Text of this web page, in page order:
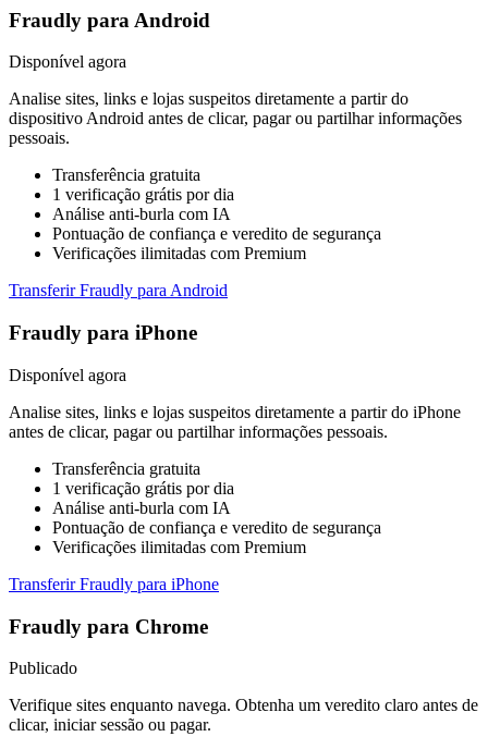
Fraudly para Android
Disponível agora
Analise sites, links e lojas suspeitos diretamente a partir do
dispositivo Android antes de clicar, pagar ou partilhar informações
pessoais.
Transferência gratuita
1 verificação grátis por dia
Análise anti-burla com IA
Pontuação de confiança e veredito de segurança
Verificações ilimitadas com Premium
Transferir Fraudly para Android
Fraudly para iPhone
Disponível agora
Analise sites, links e lojas suspeitos diretamente a partir do iPhone
antes de clicar, pagar ou partilhar informações pessoais.
Transferência gratuita
1 verificação grátis por dia
Análise anti-burla com IA
Pontuação de confiança e veredito de segurança
Verificações ilimitadas com Premium
Transferir Fraudly para iPhone
Fraudly para Chrome
Publicado
Verifique sites enquanto navega. Obtenha um veredito claro antes de
clicar, iniciar sessão ou pagar.